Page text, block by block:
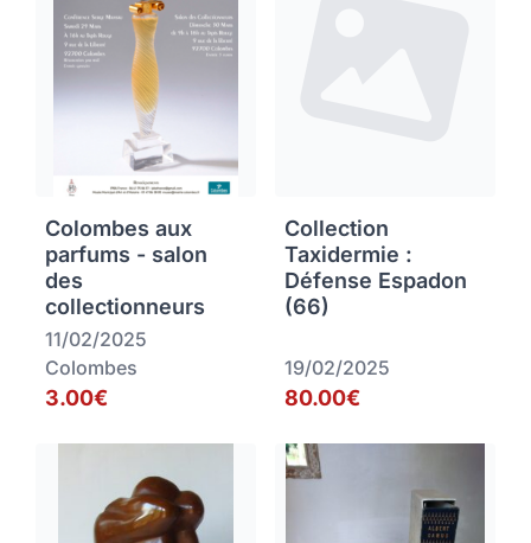
Colombes aux
parfums - salon
des
collectionneurs
11/02/2025
Colombes
3.00€
Collection
Taxidermie :
Défense Espadon
(66)
19/02/2025
80.00€